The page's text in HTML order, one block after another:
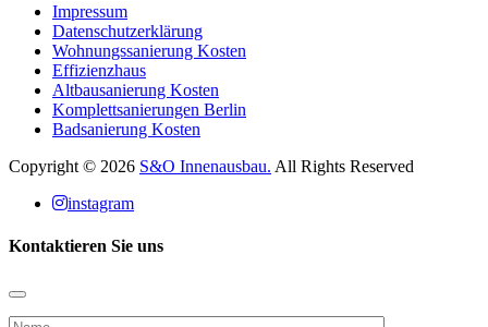
Impressum
Datenschutz­erklärung
Wohnungssanierung Kosten
Effizienzhaus
Altbausanierung Kosten
Komplettsanierungen Berlin
Badsanierung Kosten
Copyright © 2026 S&O Innenausbau. All Rights Reserved
instagram
Kontaktieren Sie uns